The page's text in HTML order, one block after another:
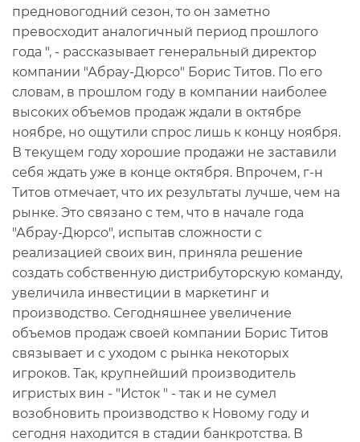
предновогодний сезон, то он заметно
превосходит аналогичный период прошлого
года ", - рассказывает генеральный директор
компании "Абрау-Дюрсо" Борис Титов. По его
словам, в прошлом году в компании наиболее
высоких объемов продаж ждали в октябре
ноябре, но ощутили спрос лишь к концу ноября.
В текущем году хорошие продажи не заставили
себя ждать уже в конце октября. Впрочем, г-н
Титов отмечает, что их результаты лучше, чем на
рынке. Это связано с тем, что в начале года
"Абрау-Дюрсо", испытав сложности с
реализацией своих вин, приняла решение
создать собственную дистрибуторскую команду,
увеличила инвестиции в маркетинг и
производство. Сегодняшнее увеличение
объемов продаж своей компании Борис Титов
связывает и с уходом с рынка некоторых
игроков. Так, крупнейший производитель
игристых вин - "Исток " - так и не сумел
возобновить производство к Новому году и
сегодня находится в стадии банкротства. В